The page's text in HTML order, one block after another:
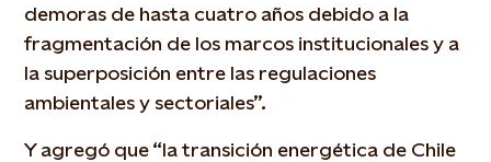
demoras de hasta cuatro años debido a la
fragmentación de los marcos institucionales y a
la superposición entre las regulaciones
ambientales y sectoriales”.
Y agregó que “la transición energética de Chile